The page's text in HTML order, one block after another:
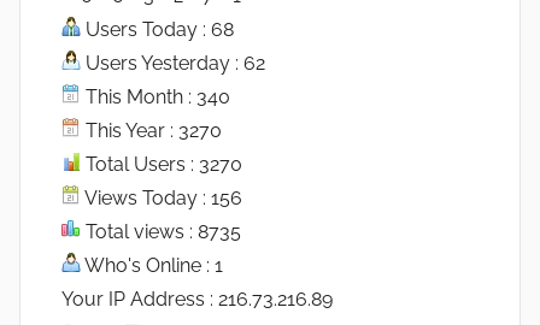
Users Today : 68
Users Yesterday : 62
This Month : 340
This Year : 3270
Total Users : 3270
Views Today : 156
Total views : 8735
Who's Online : 1
Your IP Address : 216.73.216.89